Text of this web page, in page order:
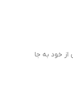
خود به جا